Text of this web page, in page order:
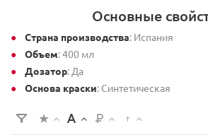
Основные
Страна производства: Испания
Объем: 400 мл
Дозатор: Да
Основа краски: Синтетическая